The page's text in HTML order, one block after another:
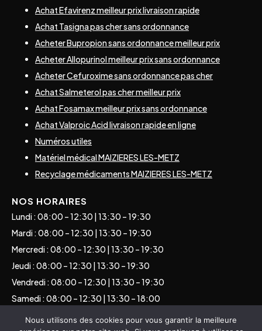
Achat Efavirenz meilleur prix livraison rapide
Achat Tasigna pas cher sans ordonnance
Acheter Bupropion sans ordonnance meilleur prix
Acheter Allopurinol meilleur prix sans ordonnance
Acheter Cefuroxime sans ordonnance pas cher
Achat Salmeterol pas cher meilleur prix
Achat Fosamax meilleur prix sans ordonnance
Achat Valproic Acid livraison rapide en ligne
Numéros utiles
Matériel médical MAIZIERES LES-METZ
Recyclage médicaments MAIZIERES LES-METZ
NOS HORAIRES
Lundi : 08:00 – 12:30 | 13:30 – 19:30
Mardi : 08:00 – 12:30 | 13:30 – 19:30
Mercredi : 08:00 – 12:30 | 13:30 – 19:30
Jeudi : 08:00 – 12:30 | 13:30 – 19:30
Vendredi : 08:00 – 12:30 | 13:30 – 19:30
Samedi : 08:00 – 12:30 | 13:30 – 18:00
Dimanche : Consulter les gardes
Nous utilisons des cookies pour vous garantir la meilleure